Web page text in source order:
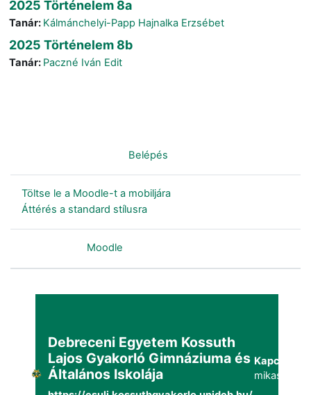
2025 Történelem 8a
Tanár: Kálmánchelyi-Papp Hajnalka Erzsébet
2025 Történelem 8b
Tanár: Paczné Iván Edit
Belépés
Töltse le a Moodle-t a mobiljára
Áttérés a standard stílusra
Moodle
Debreceni Egyetem Kossuth
Lajos Gyakorló Gimnáziuma és
Általános Iskolája
Kapcsolat: